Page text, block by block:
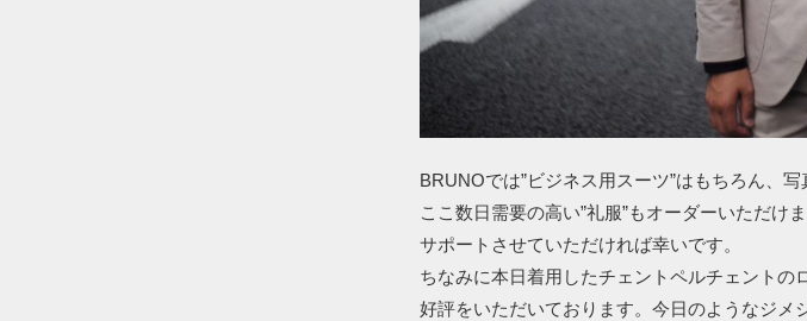
BRUNOでは”ビジネス用スーツ”はもちろん、
ここ数日需要の高い”礼服”もオーダーいただけ
サポートさせていただければ幸いです。
ちなみに本日着用したチェントペルチェント
好評をいただいております。今日のようなジ